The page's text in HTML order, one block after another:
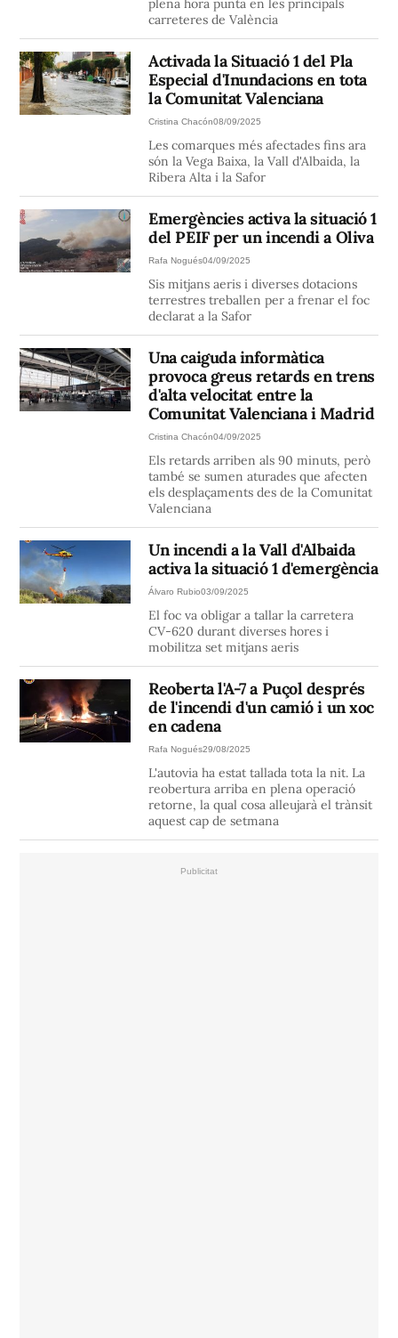
plena hora punta en les principals
carreteres de València
Activada la Situació 1 del Pla
Especial d'Inundacions en tota
la Comunitat Valenciana
Cristina Chacón08/09/2025
Les comarques més afectades fins ara
són la Vega Baixa, la Vall d'Albaida, la
Ribera Alta i la Safor
Emergències activa la situació 1
del PEIF per un incendi a Oliva
Rafa Nogués04/09/2025
Sis mitjans aeris i diverses dotacions
terrestres treballen per a frenar el foc
declarat a la Safor
Una caiguda informàtica
provoca greus retards en trens
d'alta velocitat entre la
Comunitat Valenciana i Madrid
Cristina Chacón04/09/2025
Els retards arriben als 90 minuts, però
també se sumen aturades que afecten
els desplaçaments des de la Comunitat
Valenciana
Un incendi a la Vall d'Albaida
activa la situació 1 d'emergència
Álvaro Rubio03/09/2025
El foc va obligar a tallar la carretera
CV-620 durant diverses hores i
mobilitza set mitjans aeris
Reoberta l'A-7 a Puçol després
de l'incendi d'un camió i un xoc
en cadena
Rafa Nogués29/08/2025
L'autovia ha estat tallada tota la nit. La
reobertura arriba en plena operació
retorne, la qual cosa alleujarà el trànsit
aquest cap de setmana